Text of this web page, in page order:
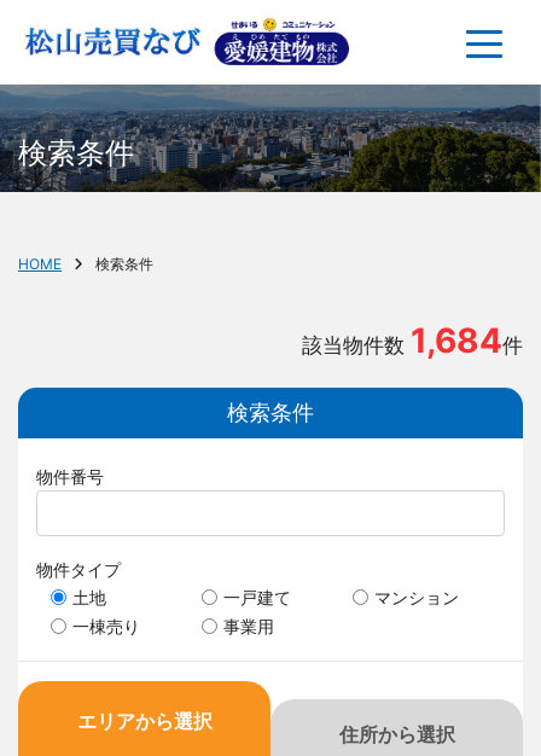
検索条件
HOME 検索条件
該当物件数 1,684件
検索条件
物件番号
物件タイプ
土地
一戸建て
マンション
一棟売り
事業用
エリアから選択
住所から選択